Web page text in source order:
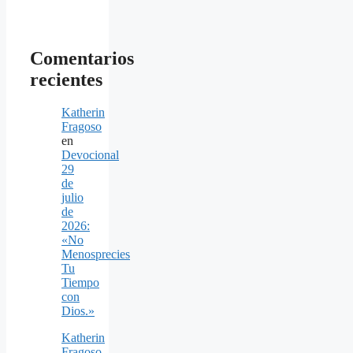
Comentarios
recientes
Katherin
Fragoso
en
Devocional
29
de
julio
de
2026:
«No
Menosprecies
Tu
Tiempo
con
Dios.»
Katherin